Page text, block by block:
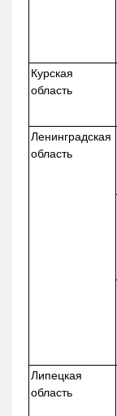
Курская
область
Ленинградская
область
Липецкая
область